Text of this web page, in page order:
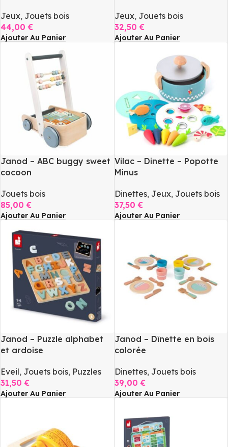
Jeux, Jouets bois
44,00€
Ajouter Au Panier
Jeux, Jouets bois
32,50€
Ajouter Au Panier
Janod – ABC buggy sweet
cocoon
Jouets bois
85,00€
Ajouter Au Panier
Vilac – Dinette – Popotte
Minus
Dinettes, Jeux, Jouets bois
37,50€
Ajouter Au Panier
Janod – Puzzle alphabet
et ardoise
Eveil, Jouets bois, Puzzles
31,50€
Ajouter Au Panier
Janod – Dînette en bois
colorée
Dinettes, Jouets bois
39,00€
Ajouter Au Panier